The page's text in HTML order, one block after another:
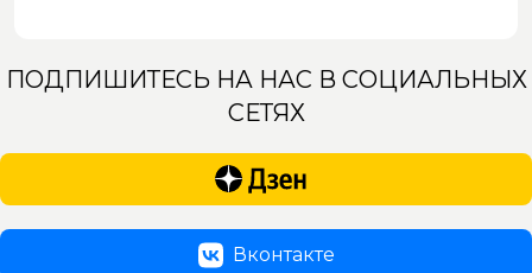
ПОДПИШИТЕСЬ НА НАС В СОЦИАЛЬНЫХ
СЕТЯХ
Вконтакте